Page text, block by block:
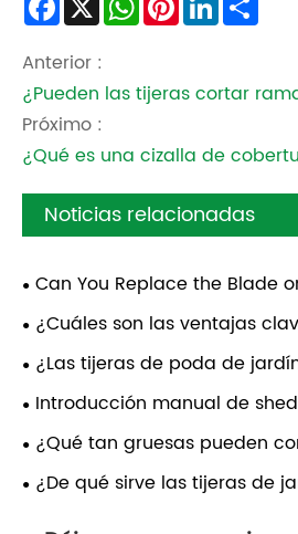
Anterior :
¿Pueden las tijeras cortar
Próximo :
¿Qué es una cizalla de
Noticias relacionadas
Can You Replace the Blade
High Branch Shears or Need
¿Cuáles son las ventajas
multifuncionales de la poda
¿Las tijeras de poda de
mantenimiento regular?
Introducción manual de
verde
¿Qué tan gruesas pueden
seto?
¿De qué sirve las tijeras de